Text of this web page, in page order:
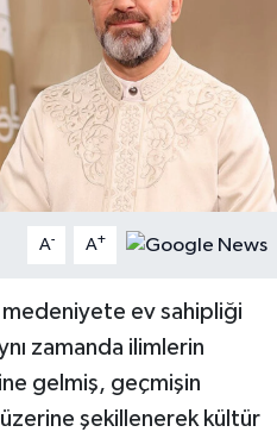
A- A+
ev sahipliği
zamanda ilimlerin
gelmiş, geçmişin
şekillenerek kültür